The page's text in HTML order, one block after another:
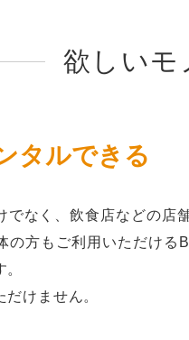
欲しいモ
タルできる
でなく、飲食店などの店
の方もご利用いただける
けません。